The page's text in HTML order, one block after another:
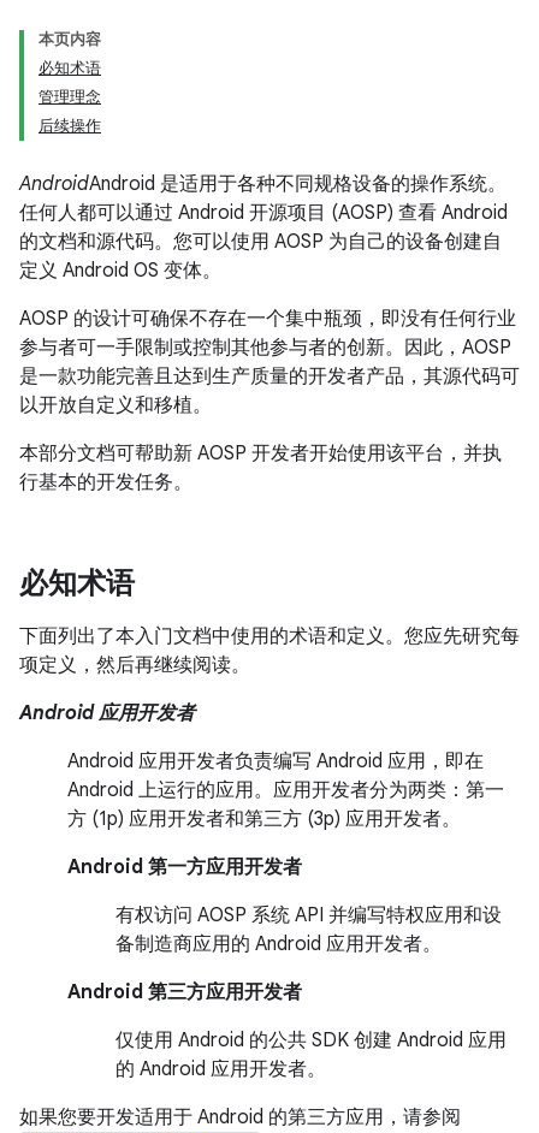
本页内容
必知术语
管理理念
后续操作
AndroidAndroid 是适用于各种不同规格设备的操作系统。
任何人都可以通过 Android 开源项目 (AOSP) 查看 Android
的文档和源代码。您可以使用 AOSP 为自己的设备创建自
定义 Android OS 变体。
AOSP 的设计可确保不存在一个集中瓶颈，即没有任何行业
参与者可一手限制或控制其他参与者的创新。因此，AOSP
是一款功能完善且达到生产质量的开发者产品，其源代码可
以开放自定义和移植。
本部分文档可帮助新 AOSP 开发者开始使用该平台，并执
行基本的开发任务。
必知术语
下面列出了本入门文档中使用的术语和定义。您应先研究每
项定义，然后再继续阅读。
Android 应用开发者
Android 应用开发者负责编写 Android 应用，即在
Android 上运行的应用。应用开发者分为两类：第一
方 (1p) 应用开发者和第三方 (3p) 应用开发者。
Android 第一方应用开发者
有权访问 AOSP 系统 API 并编写特权应用和设
备制造商应用的 Android 应用开发者。
Android 第三方应用开发者
仅使用 Android 的公共 SDK 创建 Android 应用
的 Android 应用开发者。
如果您要开发适用于 Android 的第三方应用，请参阅